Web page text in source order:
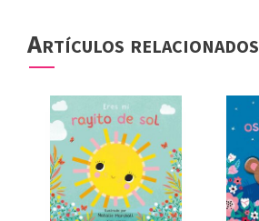
Artículos relacionados